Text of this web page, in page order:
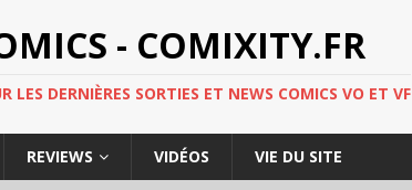
- COMIXITY.FR
DERNIÈRES SORTIES ET NEWS COMICS VO ET VF
REVIEWS VIDÉOS VIE DU SITE